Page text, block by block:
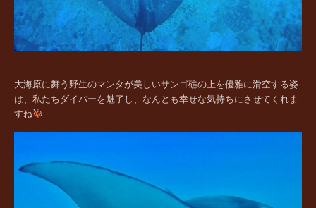
大海原に舞う野生のマンタが美しいサンゴ礁の上を優雅に滑空する姿
は、私たちダイバーを魅了し、なんとも幸せな気持ちにさせてくれま
すね